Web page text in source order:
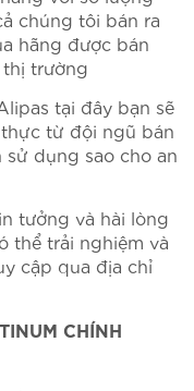
chúng tôi bán ra
hãng được bán
trường
tại đây bạn sẽ
từ đội ngũ bán
dụng sao cho an
tưởng và hài lòng
thể trải nghiệm và
cập qua địa chỉ
CHÍNH